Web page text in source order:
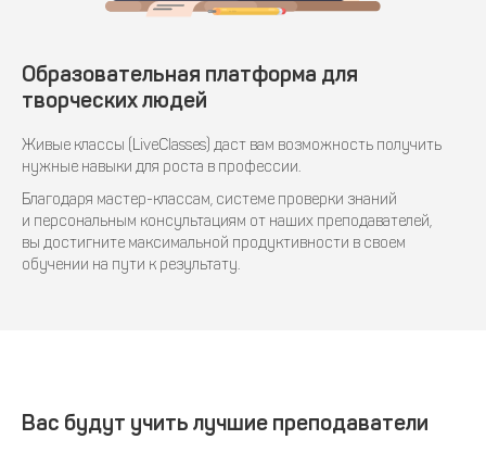
Образовательная платформа для
творческих людей
Живые классы (LiveClasses) даст вам возможность получить
нужные навыки для роста в профессии.
Благодаря мастер-классам, системе проверки знаний
и персональным консультациям от наших преподавателей,
вы достигните максимальной продуктивности в своем
обучении на пути к результату.
Вас будут учить лучшие преподаватели